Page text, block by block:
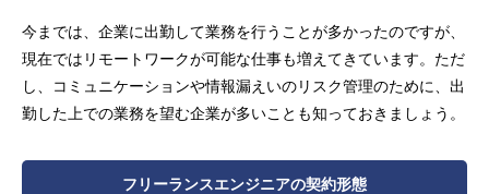
今までは、企業に出勤して業務を行うことが多かったのですが、
現在ではリモートワークが可能な仕事も増えてきています。ただ
し、コミュニケーションや情報漏えいのリスク管理のために、出
勤した上での業務を望む企業が多いことも知っておきましょう。
フリーランスエンジニアの契約形態